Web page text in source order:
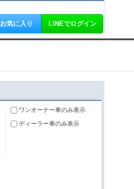
お気に入り LINEでログイン
ワンオーナー車のみ表示
ディーラー車のみ表示